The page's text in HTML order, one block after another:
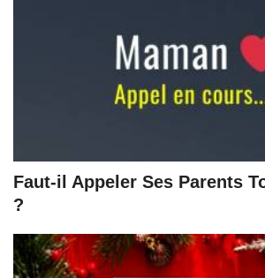
Faut-il Appeler Ses Parents
?